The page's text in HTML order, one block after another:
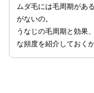
ムダ毛には毛周期があ
がないの。
うなじの毛周期と効果
な頻度を紹介しておく